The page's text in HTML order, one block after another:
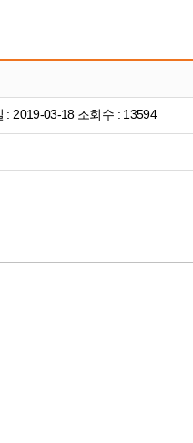
: 2019-03-18 조회수 : 13594